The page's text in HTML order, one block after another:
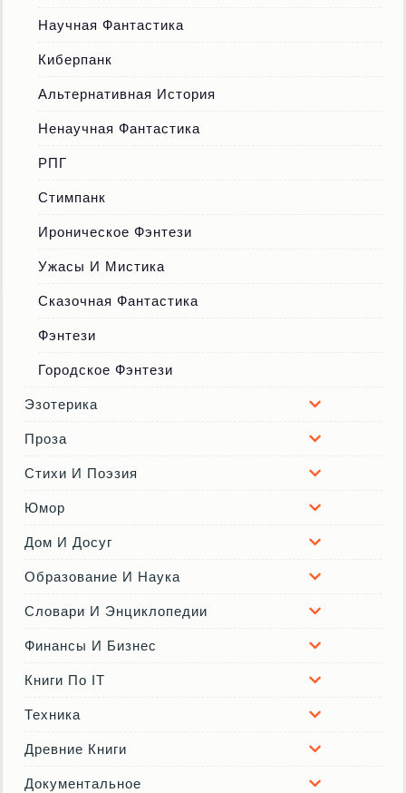
Научная Фантастика
Киберпанк
Альтернативная История
Ненаучная Фантастика
РПГ
Стимпанк
Ироническое Фэнтези
Ужасы И Мистика
Сказочная Фантастика
Фэнтези
Городское Фэнтези
Эзотерика
Проза
Стихи И Поэзия
Юмор
Дом И Досуг
Образование И Наука
Словари И Энциклопедии
Финансы И Бизнес
Книги По IT
Техника
Древние Книги
Документальное